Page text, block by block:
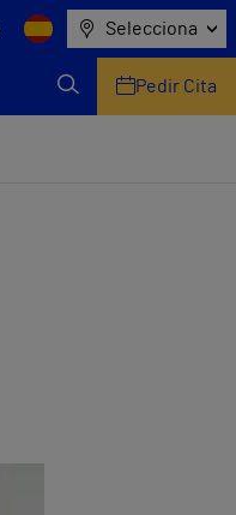
Selecciona
Pedir Cita